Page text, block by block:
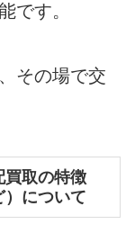
です。
その場で交
買取の特徴
）について